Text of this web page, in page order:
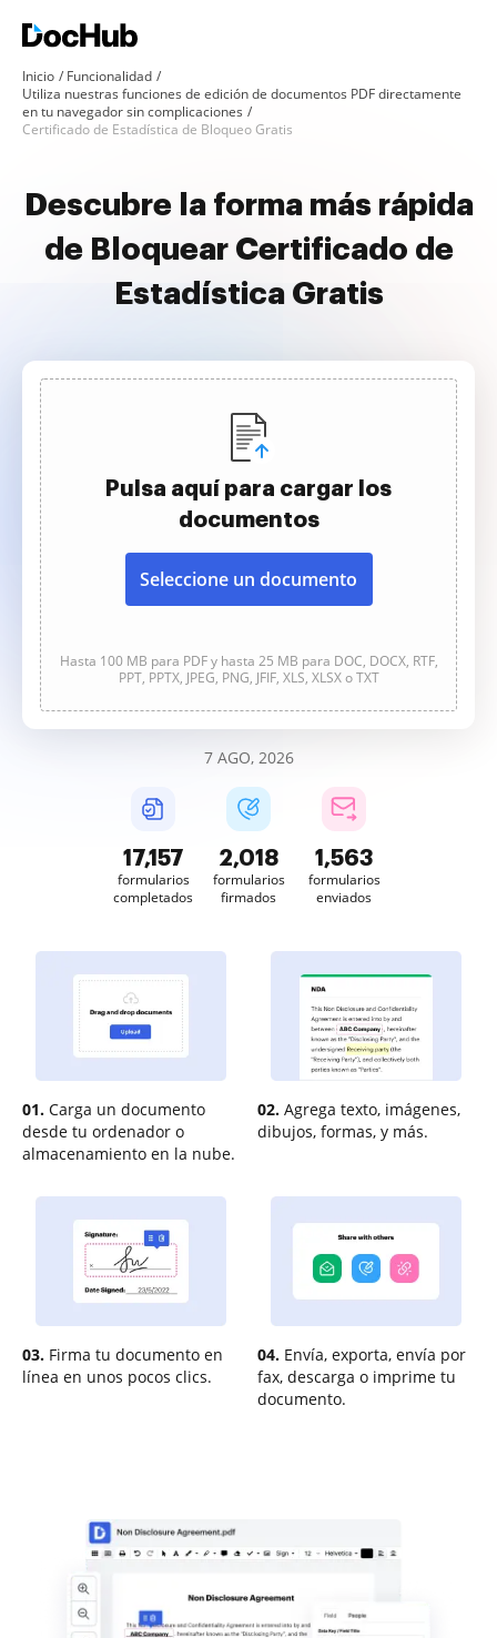
Inicio
Funcionalidad
Utiliza nuestras funciones de edición de documentos PDF directamente
en tu navegador sin complicaciones
Certificado de Estadística de Bloqueo Gratis
Descubre la forma más rápida
de Bloquear Certificado de
Estadística Gratis
Pulsa aquí para cargar los
documentos
Seleccione un documento
Hasta 100 MB para PDF y hasta 25 MB para DOC, DOCX, RTF,
PPT, PPTX, JPEG, PNG, JFIF, XLS, XLSX o TXT
7 AGO, 2026
17,158
formularios
completados
2,018
formularios
firmados
1,563
formularios
enviados
01. Carga un documento
desde tu ordenador o
almacenamiento en la nube.
02. Agrega texto, imágenes,
dibujos, formas, y más.
03. Firma tu documento en
línea en unos pocos clics.
04. Envía, exporta, envía por
fax, descarga o imprime tu
documento.